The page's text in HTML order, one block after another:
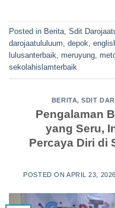
Posted in Berita, Sdit
darojaatululuum, depok,
lulusanterbaik, meruyung,
sekolahislamterbaik
BERITA,SDIT
Pengalaman
yang Seru,
Percaya Diri di
POSTED ON APRIL 23, 2026